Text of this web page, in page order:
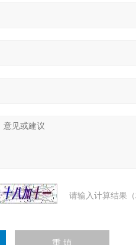
请输入计算结果